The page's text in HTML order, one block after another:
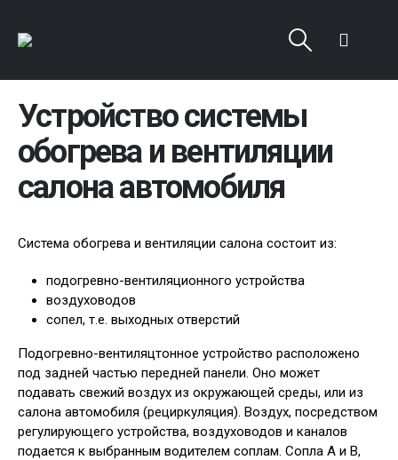
Устройство системы
обогрева и вентиляции
салона автомобиля
Система обогрева и вентиляции салона состоит из:
подогревно-вентиляционного устройства
воздуховодов
сопел, т.е. выходных отверстий
Подогревно-вентиляцтонное устройство расположено
под задней частью передней панели. Оно может
подавать свежий воздух из окружающей среды, или из
салона автомобиля (рециркуляция). Воздух, посредством
регулирующего устройства, воздуховодов и каналов
подается к выбранным водителем соплам. Сопла А и В,